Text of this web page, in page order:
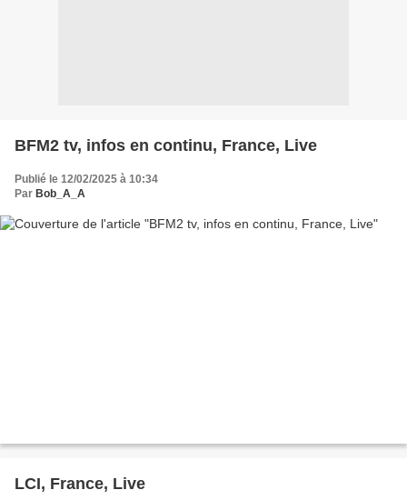
BFM2 tv, infos en continu, France, Live
Publié le 12/02/2025 à 10:34
Par Bob_A_A
LCI, France, Live